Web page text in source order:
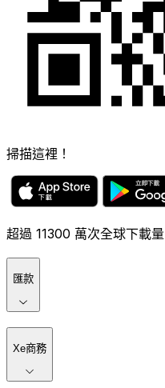
掃描這裡！
超過 11300 萬次全球下載量
匯款
Xe商務